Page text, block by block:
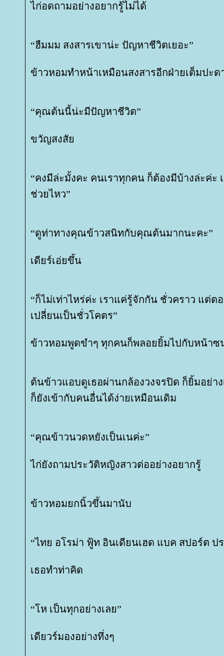
ไก่อดถามอย่างอยากรู้ไม่ได้
“ฮืมมม สงสารเขาน่ะ ปัญหาชีวิตเยอะ”
ข้าวหอมทำหน้าเหมือนสงสารอีกฝ่ายเต็มปะด
“คุณต้นนี้น่ะมีปัญหาชีวิต”
ขวัญสงสั
“คงมีล่ะมั้งคะ คนเราทุกคน ก็ต้องมีบ้างล่ะค่ะ
ช่วยไหว”
“ดูท่าทางคุณข้าวสนิทกับคุณต้นมากนะคะ”
เดียร์เอ่ยขึ้น
“ก็ไม่เท่าไหร่ค่ะ เราแค่รู้จักกัน ชั่วคราว แต่ต
เปลี่ยนเป็นชั่วโคตร”
ข้าวหอมพูดขำๆ ทุกคนก็พลอยยิ้มไปกับหน้าซ
ต้นข้าวแอบดูเธอผ่านกล้องวงจรปิด ก็ยิ้มอย่า
ก็ยังเข้ากับคนอื่นได้ง่ายเหมือนเดิม
“คุณข้าวนวดหยังเป็นเนค่ะ”
ไก่ยังถามประวัติหญิงสาวต่ออย่างอยากรู้
ข้าวหอมยกนิ้วขึ้นมานับ
“ไทย อโรม่า ฟู้ท อินเดียนเฮด แบค สปอร์ต ป
เธอทำท่าคิด
“โห เป็นทุกอย่างเลย”
เดียวร์มองอย่างทึ่งๆ